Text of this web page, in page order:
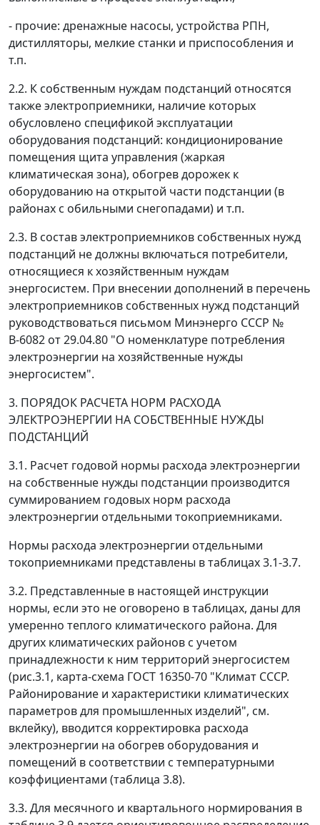
- прочие: дренажные насосы, устройства РПН,
дистилляторы, мелкие станки и приспособления и
т.п.
2.2. К собственным нуждам подстанций относятся
также электроприемники, наличие которых
обусловлено спецификой эксплуатации
оборудования подстанций: кондиционирование
помещения щита управления (жаркая
климатическая зона), обогрев дорожек к
оборудованию на открытой части подстанции (в
районах с обильными снегопадами) и т.п.
2.3. В состав электроприемников собственных нужд
подстанций не должны включаться потребители,
относящиеся к хозяйственным нуждам
энергосистем. При внесении дополнений в перечень
электроприемников собственных нужд подстанций
руководствоваться письмом Минэнерго СССР №
В-6082 от 29.04.80 "О номенклатуре потребления
электроэнергии на хозяйственные нужды
энергосистем".
3. ПОРЯДОК РАСЧЕТА НОРМ РАСХОДА
ЭЛЕКТРОЭНЕРГИИ НА СОБСТВЕННЫЕ НУЖДЫ
ПОДСТАНЦИЙ
3.1. Расчет годовой нормы расхода электроэнергии
на собственные нужды подстанции производится
суммированием годовых норм расхода
электроэнергии отдельными токоприемниками.
Нормы расхода электроэнергии отдельными
токоприемниками представлены в таблицах 3.1-3.7.
3.2. Представленные в настоящей инструкции
нормы, если это не оговорено в таблицах, даны для
умеренно теплого климатического района. Для
других климатических районов с учетом
принадлежности к ним территорий энергосистем
(рис.3.1, карта-схема ГОСТ 16350-70 "Климат СССР.
Районирование и характеристики климатических
параметров для промышленных изделий", см.
вклейку), вводится корректировка расхода
электроэнергии на обогрев оборудования и
помещений в соответствии с температурными
коэффициентами (таблица 3.8).
3.3. Для месячного и квартального нормирования в